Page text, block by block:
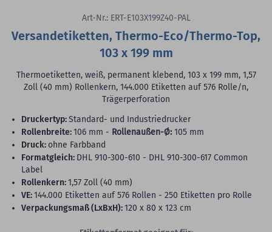
Art-Nr.: ERT-E103X199Z40-PAL
Versandetiketten, Thermo-Eco/Thermo-Top,
103 x 199 mm
Thermoetiketten, weiß, permanent klebend, 103 x 199 mm, 1,57
Zoll (40 mm) Rollenkern, 144.000 Etiketten auf 576 Rolle/n,
Trägerperforation
Druckertyp:Standard- und Industriedrucker
Rollenbreite:106 mm - Rollenaußen-Ø: 105 mm
Druck: ohne Farbband
Formatgleich: DHL 910-300-610 - DHL 910-300-617 Common
Label
Rollenkern:1,57 Zoll (40 mm)
VE:144.000 Etiketten auf 576 Rollen - 250 Etiketten pro Rolle
Verpackungsmaß (LxBxH):120 x 80 x 123 cm